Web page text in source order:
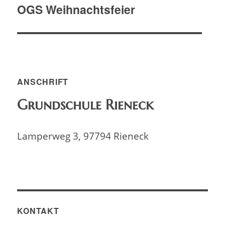
OGS Weihnachtsfeier
ANSCHRIFT
Grundschule Rieneck
Lamperweg 3, 97794 Rieneck
KONTAKT